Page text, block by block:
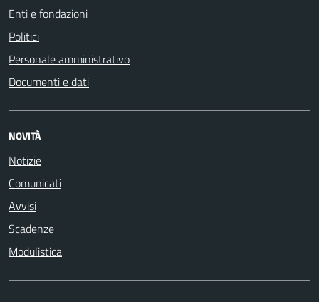
Enti e fondazioni
Politici
Personale amministrativo
Documenti e dati
NOVITÀ
Notizie
Comunicati
Avvisi
Scadenze
Modulistica